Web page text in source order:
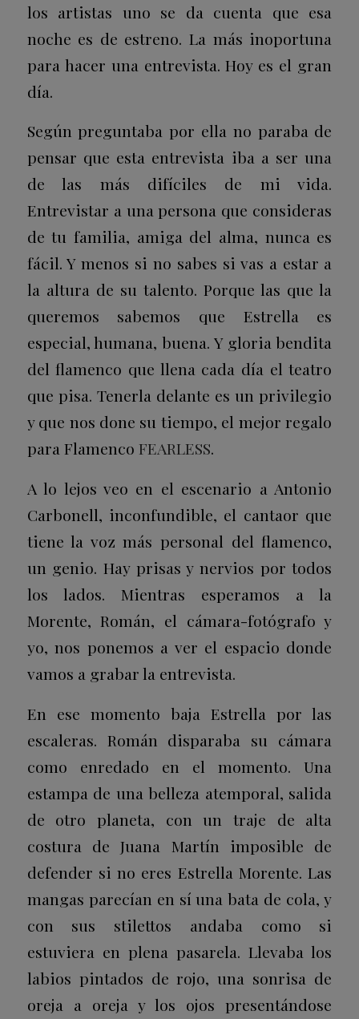
los artistas uno se da cuenta que esa
noche es de estreno. La más inoportuna
para hacer una entrevista. Hoy es el gran
día.
Según preguntaba por ella no paraba de
pensar que esta entrevista iba a ser una
de las más difíciles de mi vida.
Entrevistar a una persona que consideras
de tu familia, amiga del alma, nunca es
fácil. Y menos si no sabes si vas a estar a
la altura de su talento. Porque las que la
queremos sabemos que Estrella es
especial, humana, buena. Y gloria bendita
del flamenco que llena cada día el teatro
que pisa. Tenerla delante es un privilegio
y que nos done su tiempo, el mejor regalo
para Flamenco FEARLESS.
A lo lejos veo en el escenario a Antonio
Carbonell, inconfundible, el cantaor que
tiene la voz más personal del flamenco,
un genio. Hay prisas y nervios por todos
los lados. Mientras esperamos a la
Morente, Román, el cámara-fotógrafo y
yo, nos ponemos a ver el espacio donde
vamos a grabar la entrevista.
En ese momento baja Estrella por las
escaleras. Román disparaba su cámara
como enredado en el momento. Una
estampa de una belleza atemporal, salida
de otro planeta, con un traje de alta
costura de Juana Martín imposible de
defender si no eres Estrella Morente. Las
mangas parecían en sí una bata de cola, y
con sus stilettos andaba como si
estuviera en plena pasarela. Llevaba los
labios pintados de rojo, una sonrisa de
oreja a oreja y los ojos presentándose